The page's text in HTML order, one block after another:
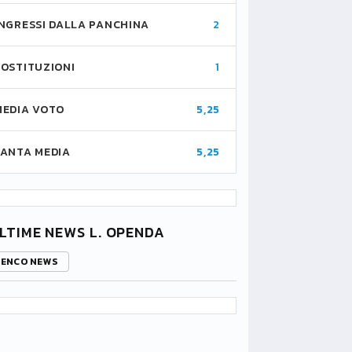
DALLA PANCHINA 2
1
VOTO 5,25
MEDIA 5,25
NEWS L. OPENDA
NEWS